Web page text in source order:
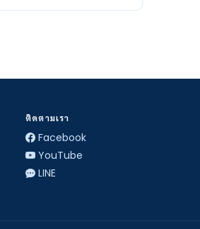
ติดตามเรา
Facebook
YouTube
LINE